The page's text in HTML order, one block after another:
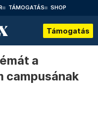
TÁMOGATÁS SHOP
Támogatás
a
campusának